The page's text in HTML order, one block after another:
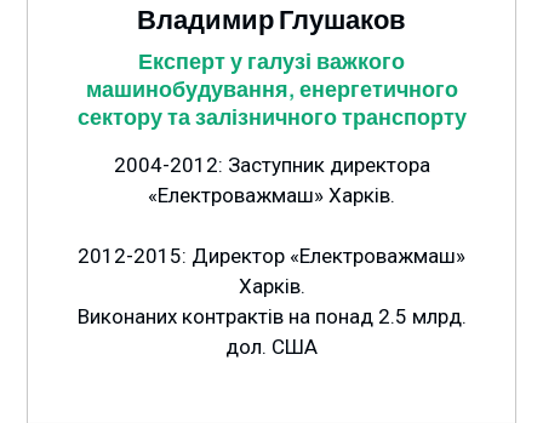
Владимир Глушаков
Експерт у галузі важкого
машинобудування, енергетичного
сектору та залізничного транспорту
2004-2012: Заступник директора
«Електроважмаш» Харків.
2012-2015: Директор «Електроважмаш»
Харків.
Виконаних контрактів на понад 2.5 млрд.
дол. США